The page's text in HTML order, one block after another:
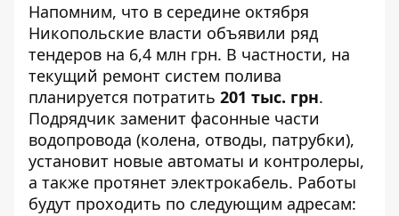
Напомним, что в середине октября
Никопольские власти объявили ряд
тендеров на 6,4 млн грн. В частности, на
текущий ремонт систем полива
планируется потратить 201 тыс. грн.
Подрядчик заменит фасонные части
водопровода (колена, отводы, патрубки),
установит новые автоматы и контролеры,
а также протянет электрокабель. Работы
будут проходить по следующим адресам: